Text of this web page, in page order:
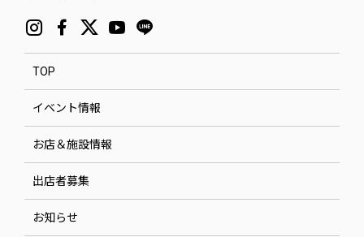
TOP
イベント情報
お店＆施設情報
出店者募集
お知らせ